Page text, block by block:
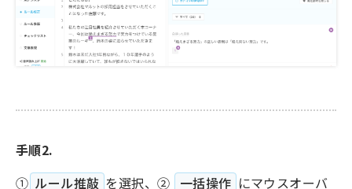
手順2.
① ルール推敲 を選択、② 一括操作 にマウスオーバ